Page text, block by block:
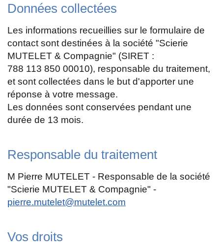
Données collectées
Les informations recueillies sur le formulaire de
contact sont destinées à la société "Scierie
MUTELET & Compagnie" (SIRET :
788 113 850 00010), responsable du traitement,
et sont collectées dans le but d'apporter une
réponse à votre message.
Les données sont conservées pendant une
durée de 13 mois.
Responsable du traitement
M Pierre MUTELET - Responsable de la société
"Scierie MUTELET & Compagnie" -
pierre.mutelet@mutelet.com
Vos droits